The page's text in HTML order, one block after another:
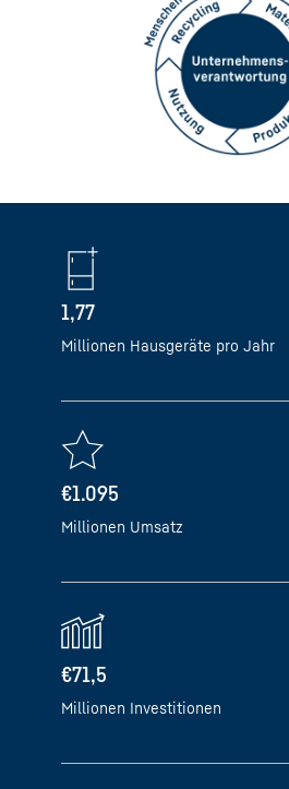
1,77
Millionen Hausgeräte pro Jahr
€1.095
Millionen Umsatz
€71,5
Millionen Investitionen